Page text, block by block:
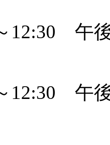
12:30 午
12:30 午